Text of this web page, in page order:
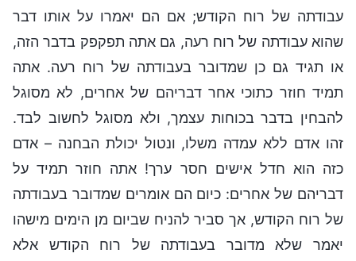
עבודתה של רוח הקודש; אם הם יאמרו על אותו דבר
שהוא עבודתה של רוח רעה, גם אתה תפקפק בדבר הזה,
או תגיד גם כן שמדובר בעבודתה של רוח רעה. אתה
תמיד חוזר כתוכי אחר דבריהם של אחרים, לא מסוגל
להבחין בדבר בכוחות עצמך, ולא מסוגל לחשוב לבד.
זהו אדם ללא עמדה משלו, ונטול יכולת הבחנה – אדם
כזה הוא חדל אישים חסר ערך! אתה חוזר תמיד על
דבריהם של אחרים: כיום הם אומרים שמדובר בעבודתה
של רוח הקודש, אך סביר להניח שביום מן הימים מישהו
יאמר שלא מדובר בעבודתה של רוח הקודש אלא